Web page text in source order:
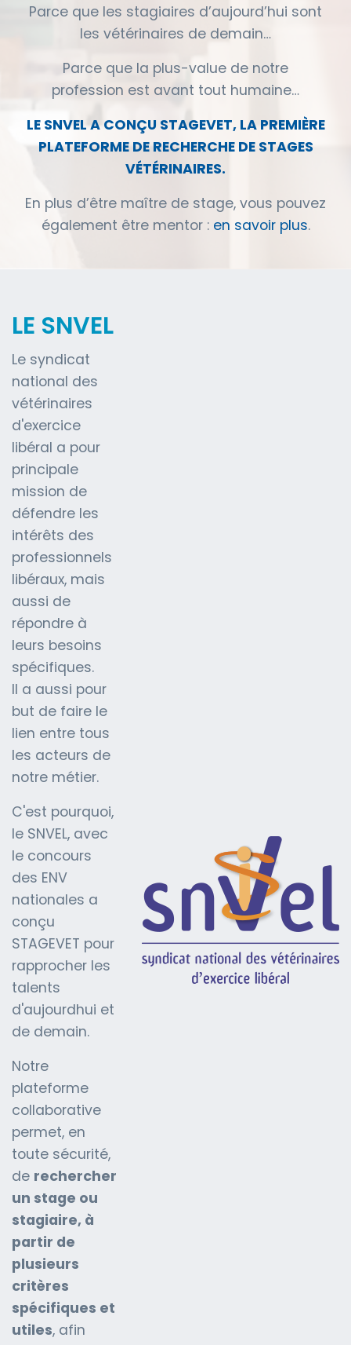
Parce que les stagiaires d’aujourd’hui sont
les vétérinaires de demain…
Parce que la plus-value de notre
profession est avant tout humaine…
LE SNVEL A CONÇU STAGEVET, LA PREMIÈRE
PLATEFORME DE RECHERCHE DE STAGES
VÉTÉRINAIRES.
En plus d’être maître de stage, vous pouvez
également être mentor : en savoir plus.
LE SNVEL
Le syndicat
national des
vétérinaires
d'exercice
libéral a pour
principale
mission de
défendre les
intérêts des
professionnels
libéraux, mais
aussi de
répondre à
leurs besoins
spécifiques.
Il a aussi pour
but de faire le
lien entre tous
les acteurs de
notre métier.
C'est pourquoi,
le SNVEL, avec
le concours
des ENV
nationales a
conçu
STAGEVET pour
rapprocher les
talents
d'aujourdhui et
de demain.
Notre
plateforme
collaborative
permet, en
toute sécurité,
de rechercher
un stage ou
stagiaire, à
partir de
plusieurs
critères
spécifiques et
utiles, afin